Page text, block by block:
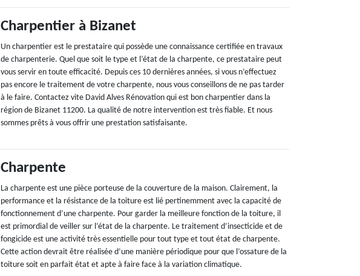
Charpentier à Bizanet
Un charpentier est le prestataire qui possède une connaissance certifiée en travaux
de charpenterie. Quel que soit le type et l’état de la charpente, ce prestataire peut
vous servir en toute efficacité. Depuis ces 10 dernières années, si vous n’effectuez
pas encore le traitement de votre charpente, nous vous conseillons de ne pas tarder
à le faire. Contactez vite David Alves Rénovation qui est bon charpentier dans la
région de Bizanet 11200. La qualité de notre intervention est très fiable. Et nous
sommes prêts à vous offrir une prestation satisfaisante.
Charpente
La charpente est une pièce porteuse de la couverture de la maison. Clairement, la
performance et la résistance de la toiture est lié pertinemment avec la capacité de
fonctionnement d’une charpente. Pour garder la meilleure fonction de la toiture, il
est primordial de veiller sur l’état de la charpente. Le traitement d’insecticide et de
fongicide est une activité très essentielle pour tout type et tout état de charpente.
Cette action devrait être réalisée d’une manière périodique pour que l’ossature de la
toiture soit en parfait état et apte à faire face à la variation climatique.